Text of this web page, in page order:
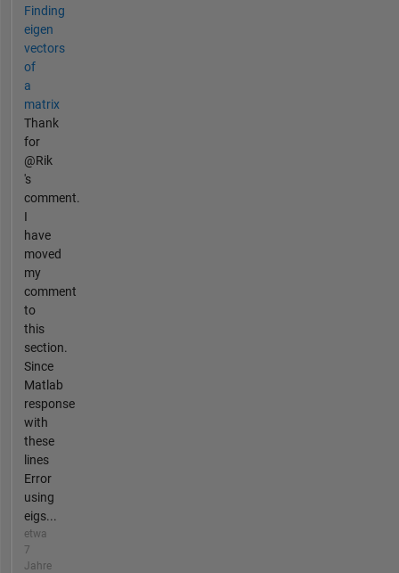
Finding
eigen
vectors
of
a
matrix
Thank
for
@Rik
's
comment.
I
have
moved
my
comment
to
this
section.
Since
Matlab
response
with
these
lines
Error
using
eigs...
etwa
7
Jahre